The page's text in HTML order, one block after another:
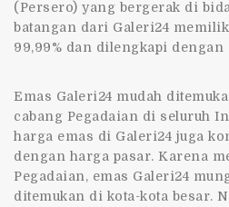
(Persero) yang bergerak di
batangan dari Galeri24
99,99% dan dilengkapi
Emas Galeri24 mudah
cabang Pegadaian di seluruh
harga emas di Galeri24 juga
dengan harga pasar. Karena
Pegadaian, emas Galeri24
ditemukan di kota-kota besar.